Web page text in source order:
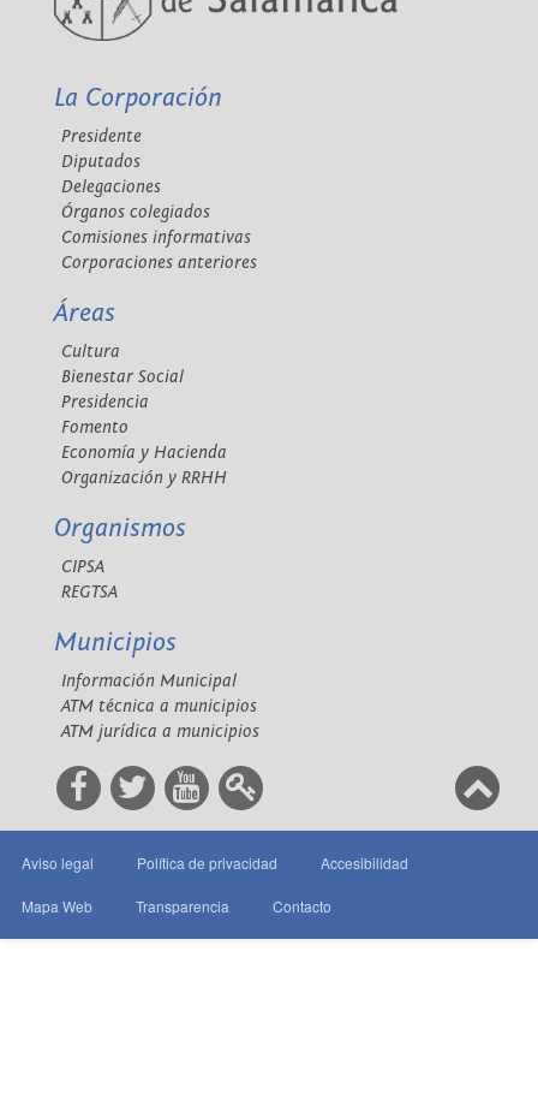
La Corporación
Presidente
Diputados
Delegaciones
Órganos colegiados
Comisiones informativas
Corporaciones anteriores
Áreas
Cultura
Bienestar Social
Presidencia
Fomento
Economía y Hacienda
Organización y RRHH
Organismos
CIPSA
REGTSA
Municipios
Información Municipal
ATM técnica a municipios
ATM jurídica a municipios
Aviso legal Política de privacidad Accesibilidad
Mapa Web Transparencia Contacto